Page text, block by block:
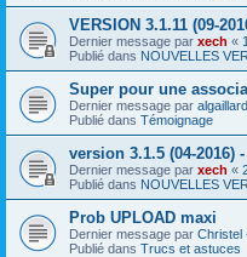
VERSION 3.1.11 (09-
Dernier message par xech «
Publié dans NOUVELLES
Super pour une
Dernier message par algaillard
Publié dans Témoignage
version 3.1.5 (04-2016)
Dernier message par xech «
Publié dans NOUVELLES
Prob UPLOAD maxi
Dernier message par Christel
Publié dans Trucs et astuces